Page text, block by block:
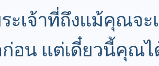
เจ้าที่ถึงแม้คุณจะ
อน แต่เดี๋ยวนี้คุณไ